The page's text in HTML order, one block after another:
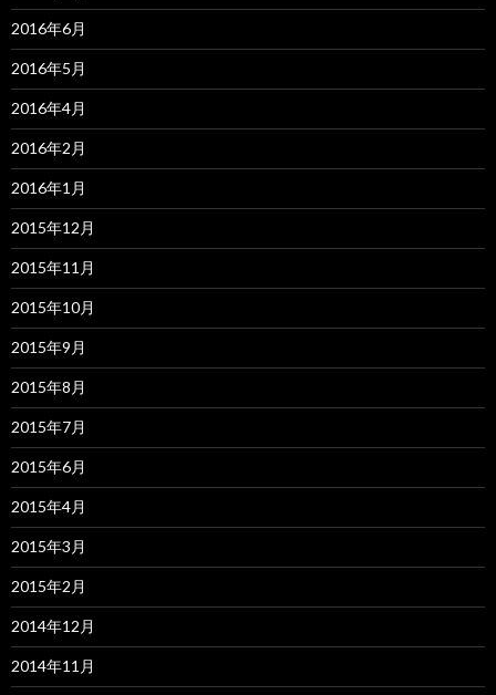
2016年6月
2016年5月
2016年4月
2016年2月
2016年1月
2015年12月
2015年11月
2015年10月
2015年9月
2015年8月
2015年7月
2015年6月
2015年4月
2015年3月
2015年2月
2014年12月
2014年11月